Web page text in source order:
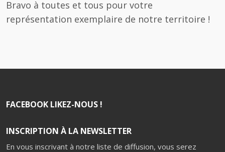
Bravo à toutes et tous pour votre
représentation exemplaire de notre territoire !
FACEBOOK LIKEZ-NOUS !
INSCRIPTION À LA NEWSLETTER
En vous inscrivant à notre liste de diffusion, vous serez